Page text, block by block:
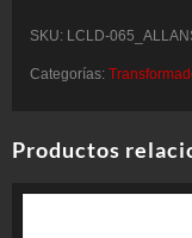
SKU: LCLD-
Categorías:
Productos